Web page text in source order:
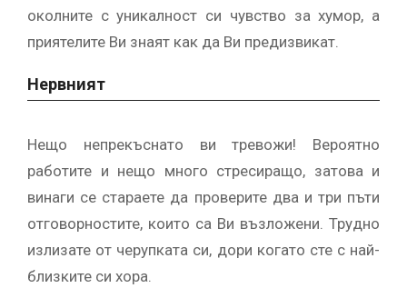
околните с уникалност си чувство за хумор, а
приятелите Ви знаят как да Ви предизвикат.
Нервният
Нещо непрекъснато ви тревожи! Вероятно
работите и нещо много стресиращо, затова и
винаги се стараете да проверите два и три пъти
отговорностите, които са Ви възложени. Трудно
излизате от черупката си, дори когато сте с най-
близките си хора.